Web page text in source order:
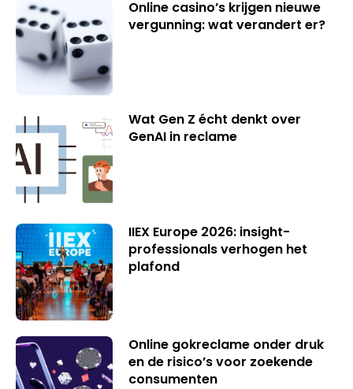
Online casino’s krijgen nieuwe
vergunning: wat verandert er?
Wat Gen Z écht denkt over
GenAI in reclame
IIEX Europe 2026: insight-
professionals verhogen het
plafond
Online gokreclame onder druk
en de risico’s voor zoekende
consumenten